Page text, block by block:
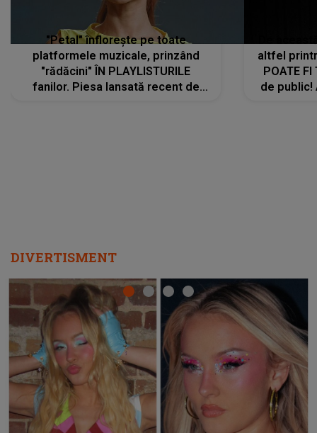
"Petal" înflorește pe toate
platformele muzicale, prinzând
"rădăcini" ÎN PLAYLISTURILE
fanilor. Piesa lansată recent de
altfel
POATE FI
de public!
DIVERTISMENT